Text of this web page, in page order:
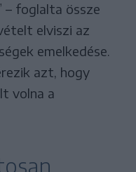
– foglalta össze
elviszi az
emelkedése.
azt, hogy
volna a